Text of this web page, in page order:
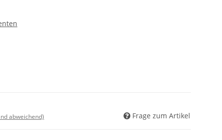
abweichend) Frage zum Artikel